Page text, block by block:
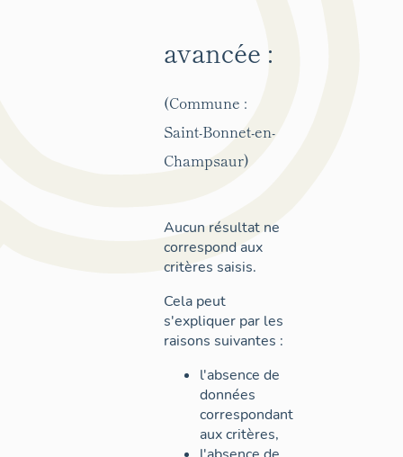
avancée :
(Commune :
Saint-Bonnet-en-
Champsaur)
Aucun résultat ne
correspond aux
critères saisis.
Cela peut
s'expliquer par les
raisons suivantes :
l'absence de
données
correspondant
aux critères,